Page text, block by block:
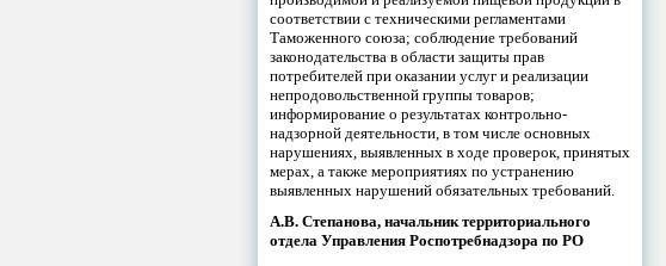
соответствии с техническими регламентами
Таможенного союза; соблюдение требований
законодательства в области защиты прав
потребителей при оказании услуг и реализации
непродовольственной группы товаров;
информирование о результатах контрольно-
надзорной деятельности, в том числе основных
нарушениях, выявленных в ходе проверок, принятых
мерах, а также мероприятиях по устранению
выявленных нарушений обязательных требований.
А.В. Степанова, начальник территориального
отдела Управления Роспотребнадзора по РО